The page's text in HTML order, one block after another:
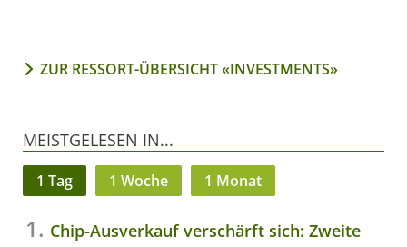
ZUR RESSORT-ÜBERSICHT «INVESTMENTS»
MEISTGELESEN IN...
1 Tag 1 Woche 1 Monat
Chip-Ausverkauf verschärft sich: Zweite